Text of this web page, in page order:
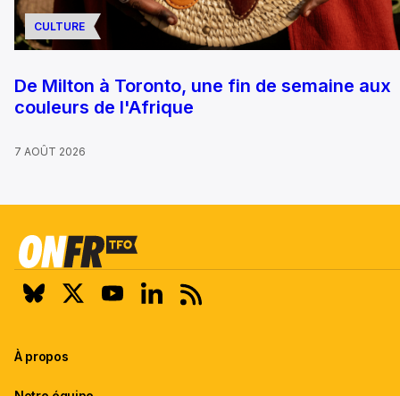
CULTURE
De Milton à Toronto, une fin de semaine aux
couleurs de l'Afrique
7 AOÛT 2026
À propos